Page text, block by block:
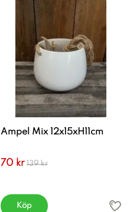
Ampel Mix 12x15xH11cm
70 kr 139 kr
Köp